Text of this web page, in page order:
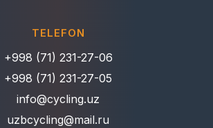
TELEFON
+998 (71) 231-27-06
+998 (71) 231-27-05
info@cycling.uz
uzbcycling@mail.ru